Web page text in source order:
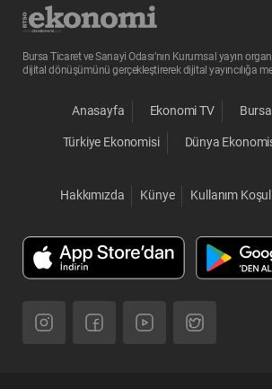
Bursa Ticaret ve Sanayi Odası’nın Kurumsal yayın
dijital dönüşümünü gerçekleştirerek dijital yayıncılığa
Anasayfa Ekonomi TV
Türkiye Ekonomisi Dünya
Hakkımızda Künye Kullanım